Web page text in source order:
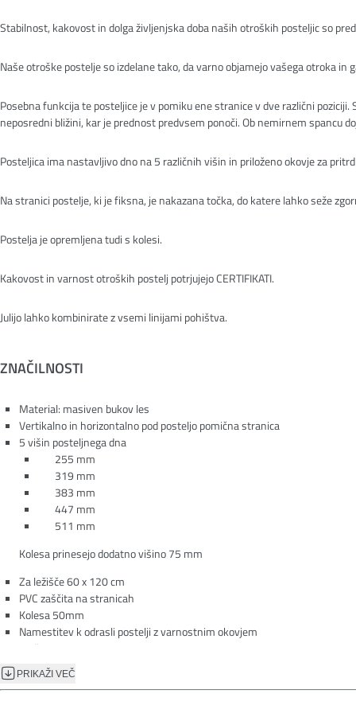
Stabilnost, kakovost in dolga življenjska doba naših otroških posteljic so
Naše otroške postelje so izdelane tako, da varno objamejo vašega otroka in
Posebna funkcija te posteljice je v pomiku ene stranice v dve različni
neposredni bližini, kar je prednost predvsem ponoči. Ob nemirnem spancu
Posteljica ima nastavljivo dno na 5 različnih višin in priloženo okovje za
Na stranici postelje, ki je fiksna, je nakazana točka, do katere lahko seže
Postelja je opremljena tudi s kolesi.
Kakovost in varnost otroških postelj potrjujejo CERTIFIKATI.
Julijo lahko kombinirate z vsemi linijami pohištva.
ZNAČILNOSTI
Material: masiven bukov les
Vertikalno in horizontalno pod posteljo pomična stranica
5 višin posteljnega dna
255 mm
319 mm
383 mm
447 mm
511 mm
Kolesa prinesejo dodatno višino 75 mm
Za ležišče 60 x 120 cm
PVC zaščita na stranicah
Kolesa 50mm
Namestitev k odrasli postelji z varnostnim okovjem
Možnost dokupa in namestitve dodatne varnostne ograje
Zunanje dimenzije: Š 68 cm V 95 cm D 127 cm
Pakiranje v 1 karton
PRIKAŽI VEČ